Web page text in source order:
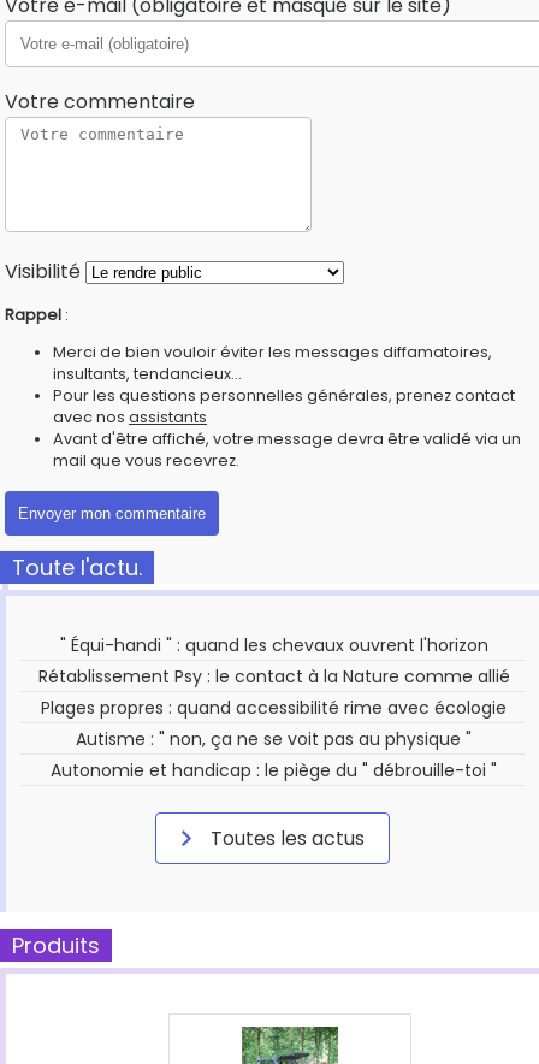
Votre commentaire
Visibilité
Rappel :
Merci de bien vouloir éviter les messages diffamatoires,
insultants, tendancieux...
Pour les questions personnelles générales, prenez contact
avec nos assistants
Avant d'être affiché, votre message devra être validé via un
mail que vous recevrez.
Toute l'actu.
" Équi-handi " : quand les chevaux ouvrent l'horizon
Rétablissement Psy : le contact à la Nature comme allié
Plages propres : quand accessibilité rime avec écologie
Autisme : " non, ça ne se voit pas au physique "
Autonomie et handicap : le piège du " débrouille-toi "
Toutes les actus
Produits